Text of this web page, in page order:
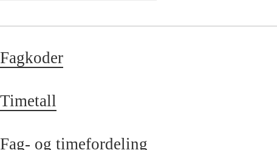
Fagkoder
Timetall
Fag- og timefordeling